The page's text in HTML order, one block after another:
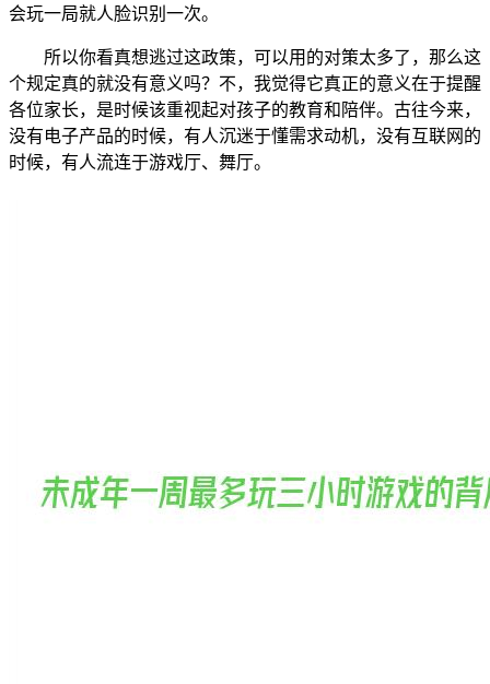
会玩一局就人脸识别一次。
所以你看真想逃过这政策，可以用的对策太多了，那么这
个规定真的就没有意义吗？不，我觉得它真正的意义在于提醒
各位家长，是时候该重视起对孩子的教育和陪伴。古往今来，
没有电子产品的时候，有人沉迷于懂需求动机，没有互联网的
时候，有人流连于游戏厅、舞厅。